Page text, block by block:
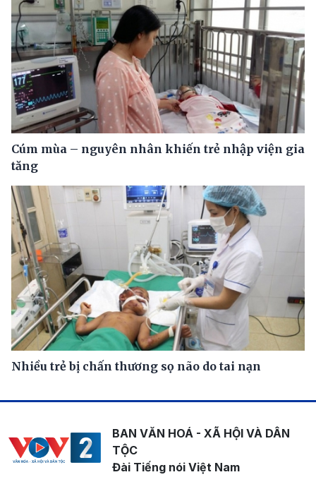
Cúm mùa – nguyên nhân khiến trẻ nhập viện gia
tăng
Nhiều trẻ bị chấn thương sọ não do tai nạn
BAN VĂN HOÁ - XÃ HỘI VÀ DÂN
TỘC
Đài Tiếng nói Việt Nam